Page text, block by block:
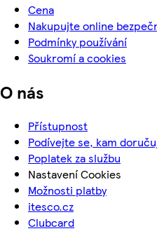
Cena
Nakupujte online
Podmínky používání
Soukromí a cookies
O nás
Přístupnost
Podívejte se, kam
Poplatek za službu
Nastavení Cookies
Možnosti platby
itesco.cz
Clubcard